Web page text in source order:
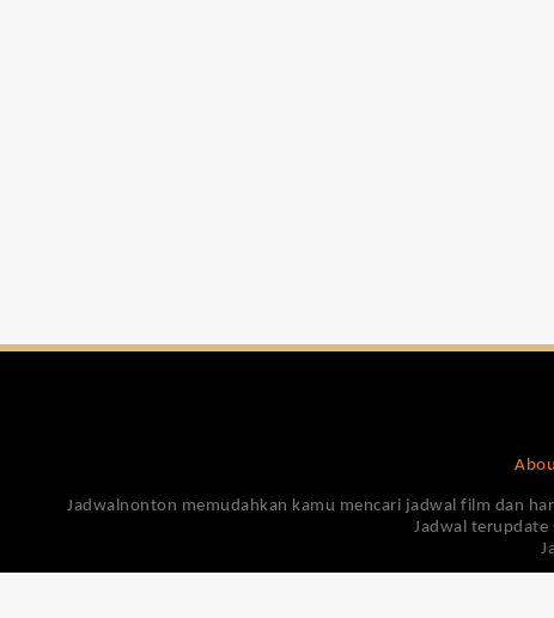
Jadwalnonton memudahkan kamu mencari jadwal film dan
Jadwal terupdate